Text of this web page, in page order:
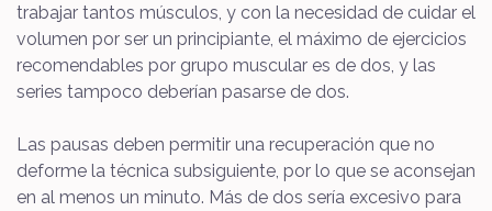
trabajar tantos músculos, y con la necesidad de cuidar el
volumen por ser un principiante, el máximo de ejercicios
recomendables por grupo muscular es de dos, y las
series tampoco deberían pasarse de dos.
Las pausas deben permitir una recuperación que no
deforme la técnica subsiguiente, por lo que se aconsejan
en al menos un minuto. Más de dos sería excesivo para